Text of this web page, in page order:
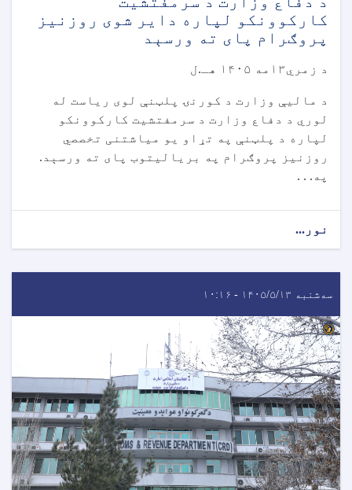
کارکوونکو لپاره دایر شوی روزنیز
پروګرام پای ته ورسېد
د زمري۱۳مه ۱۴۰۵ هـ.ل
د مالیې وزارت د کورنۍ پلټنې لوی ریاست له
لوري د دفاع وزارت د سرمفتشیت کارکوونکو
لپاره د پلټنې په تړاو یو میاشتنی تخصصي
روزنیز پروګرام په بریالیتوب پای ته ورسېد.
په. . .
نور...
سه‌شنبه ۱۴۰۵/۵/۱۳ - ۱۰:۱۶